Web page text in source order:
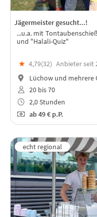
Jägermeister gesucht...!
...u.a. mit
und "Halali-Quiz"
★ 4,79(32) Anbieter seit
Lüchow und mehrere
20 bis 70
2,0 Stunden
ab49 € p.P.